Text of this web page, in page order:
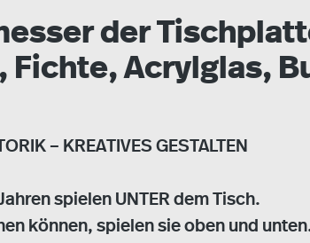
der
Acrylglas,
– KREATIVES GESTALTEN
spielen UNTER dem Tisch.
können, spielen sie oben und